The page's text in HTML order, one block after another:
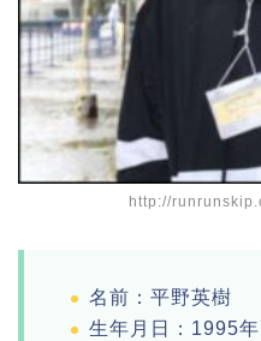
http://
名前：平野英樹
生年月日：1995